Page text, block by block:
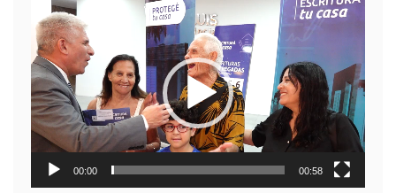
Reproductor
de
video
00:00 00:58